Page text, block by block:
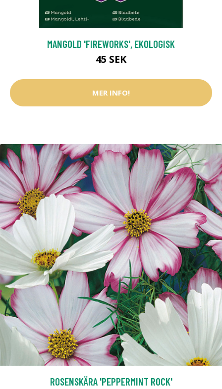
MANGOLD 'FIREWORKS', EKOLOGISK
45 SEK
MER INFO!
ROSENSKÄRA 'PEPPERMINT ROCK'